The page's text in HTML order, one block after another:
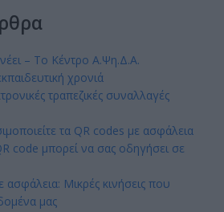
– Το Κέντρο Α.Ψη.Δ.Α.
χρονιά
τραπεζικές συναλλαγές
τα QR codes με ασφάλεια
code μπορεί να σας οδηγήσει σε
ασφάλεια: Μικρές κινήσεις που
μας